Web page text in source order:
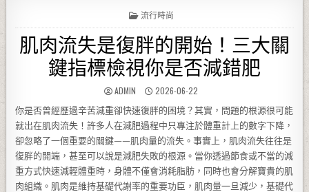
POSTED IN
流行時尚
肌肉流失是復胖的開始！三大關
鍵指標檢視你是否減錯肥
AUTHOR:
ADMIN PUBLISHED DATE:
2026-06-22
你是否曾經歷過辛苦減重卻快速復胖的困境？其實，問題的根源很可能
就出在肌肉流失！許多人在減肥過程中只專注於體重計上的數字下降，
卻忽略了一個重要的關鍵——肌肉量的流失。事實上，肌肉流失往往是
復胖的開端，甚至可以說是減肥失敗的根源。當你透過節食或不當的減
重方式快速減輕體重時，身體不僅會消耗脂肪，同時也會分解寶貴的肌
肉組織。肌肉是維持基礎代謝率的重要功臣，肌肉量一旦減少，基礎代